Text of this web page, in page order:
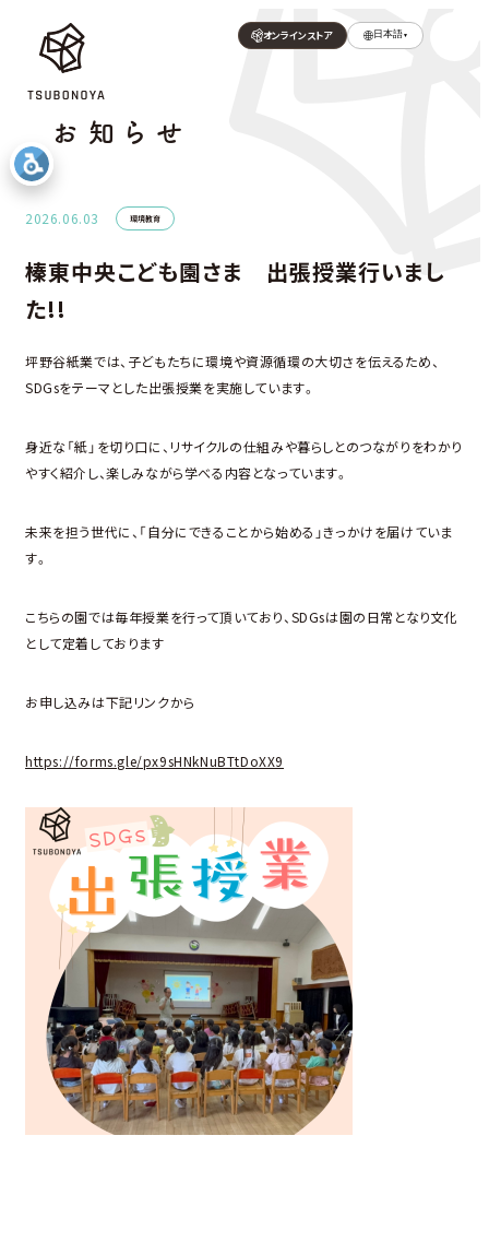
オンラインストア 日本語▼
お知らせ
2026.06.03 環境教育
榛東中央こども園さま 出張授業行いまし
た!!
坪野谷紙業では、子どもたちに環境や資源循環の大切さを伝えるため、
SDGsをテーマとした出張授業を実施しています。
身近な「紙」を切り口に、リサイクルの仕組みや暮らしとのつながりをわかり
やすく紹介し、楽しみながら学べる内容となっています。
未来を担う世代に、「自分にできることから始める」きっかけを届けていま
す。
こちらの園では毎年授業を行って頂いており、SDGsは園の日常となり文化
として定着しております
お申し込みは下記リンクから
https://forms.gle/px9sHNkNuBTtDoXX9